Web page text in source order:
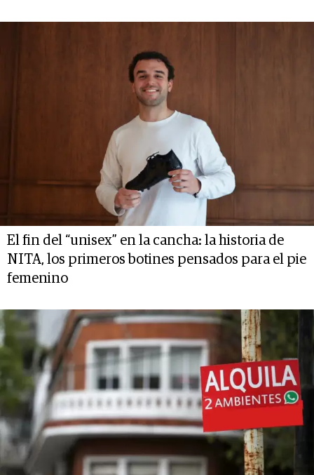
El fin del “unisex” en la cancha: la historia de
NITA, los primeros botines pensados para el pie
femenino